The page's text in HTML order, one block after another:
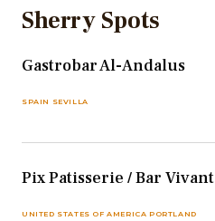
Sherry Spots
Gastrobar Al-Andalus
SPAIN SEVILLA
Pix Patisserie / Bar Vivant
UNITED STATES OF AMERICA PORTLAND